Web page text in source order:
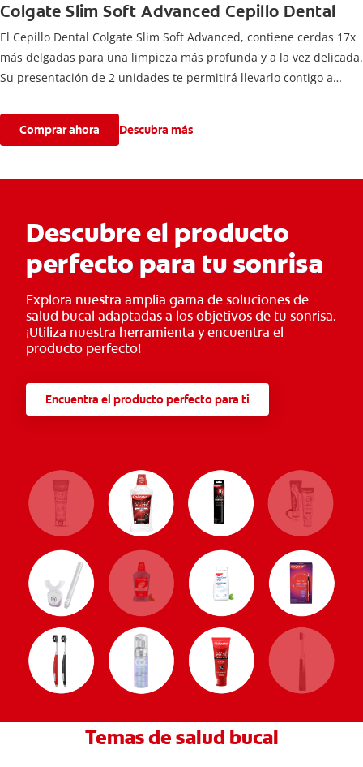
Colgate Slim Soft Advanced Cepillo Dental
El Cepillo Dental Colgate Slim Soft Advanced, contiene cerdas 17x
más delgadas para una limpieza más profunda y a la vez delicada.
Su presentación de 2 unidades te permitirá llevarlo contigo a
Comprar ahora Descubra más
Descubre el producto
perfecto para tu sonrisa
Explora nuestra amplia gama de soluciones de
salud bucal adaptadas a los objetivos de tu sonrisa.
¡Utiliza nuestra herramienta y encuentra el
producto perfecto!
Encuentra el producto perfecto para ti
Temas de salud bucal